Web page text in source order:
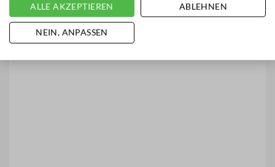
ALLE AKZEPTIEREN ABLEHNEN
NEIN, ANPASSEN